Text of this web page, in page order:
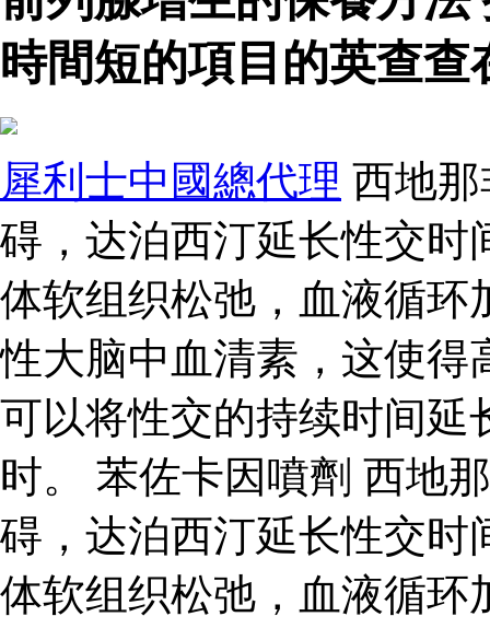
時間短的項目的英查
犀利士中國總代理 西地
碍，达泊西汀延长性交时
体软组织松弛，血液循环
性大脑中血清素，这使得
可以将性交的持续时间延
时。 苯佐卡因噴劑 西地
碍，达泊西汀延长性交时
体软组织松弛，血液循环